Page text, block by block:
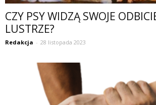
CZY PSY WIDZĄ SWOJE
LUSTRZE?
Redakcja - 28 listopada 2023